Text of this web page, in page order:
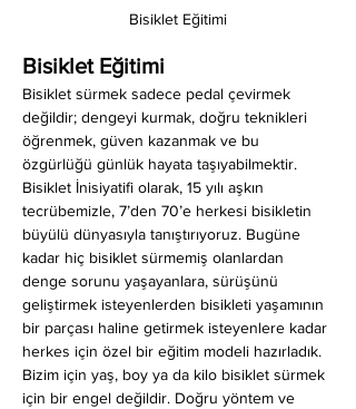
Bisiklet Eğitimi
Bisiklet Eğitimi
Bisiklet sürmek sadece pedal çevirmek
değildir; dengeyi kurmak, doğru teknikleri
öğrenmek, güven kazanmak ve bu
özgürlüğü günlük hayata taşıyabilmektir.
Bisiklet İnisiyatifi olarak, 15 yılı aşkın
tecrübemizle, 7’den 70’e herkesi bisikletin
büyülü dünyasıyla tanıştırıyoruz. Bugüne
kadar hiç bisiklet sürmemiş olanlardan
denge sorunu yaşayanlara, sürüşünü
geliştirmek isteyenlerden bisikleti yaşamının
bir parçası haline getirmek isteyenlere kadar
herkes için özel bir eğitim modeli hazırladık.
Bizim için yaş, boy ya da kilo bisiklet sürmek
için bir engel değildir. Doğru yöntem ve